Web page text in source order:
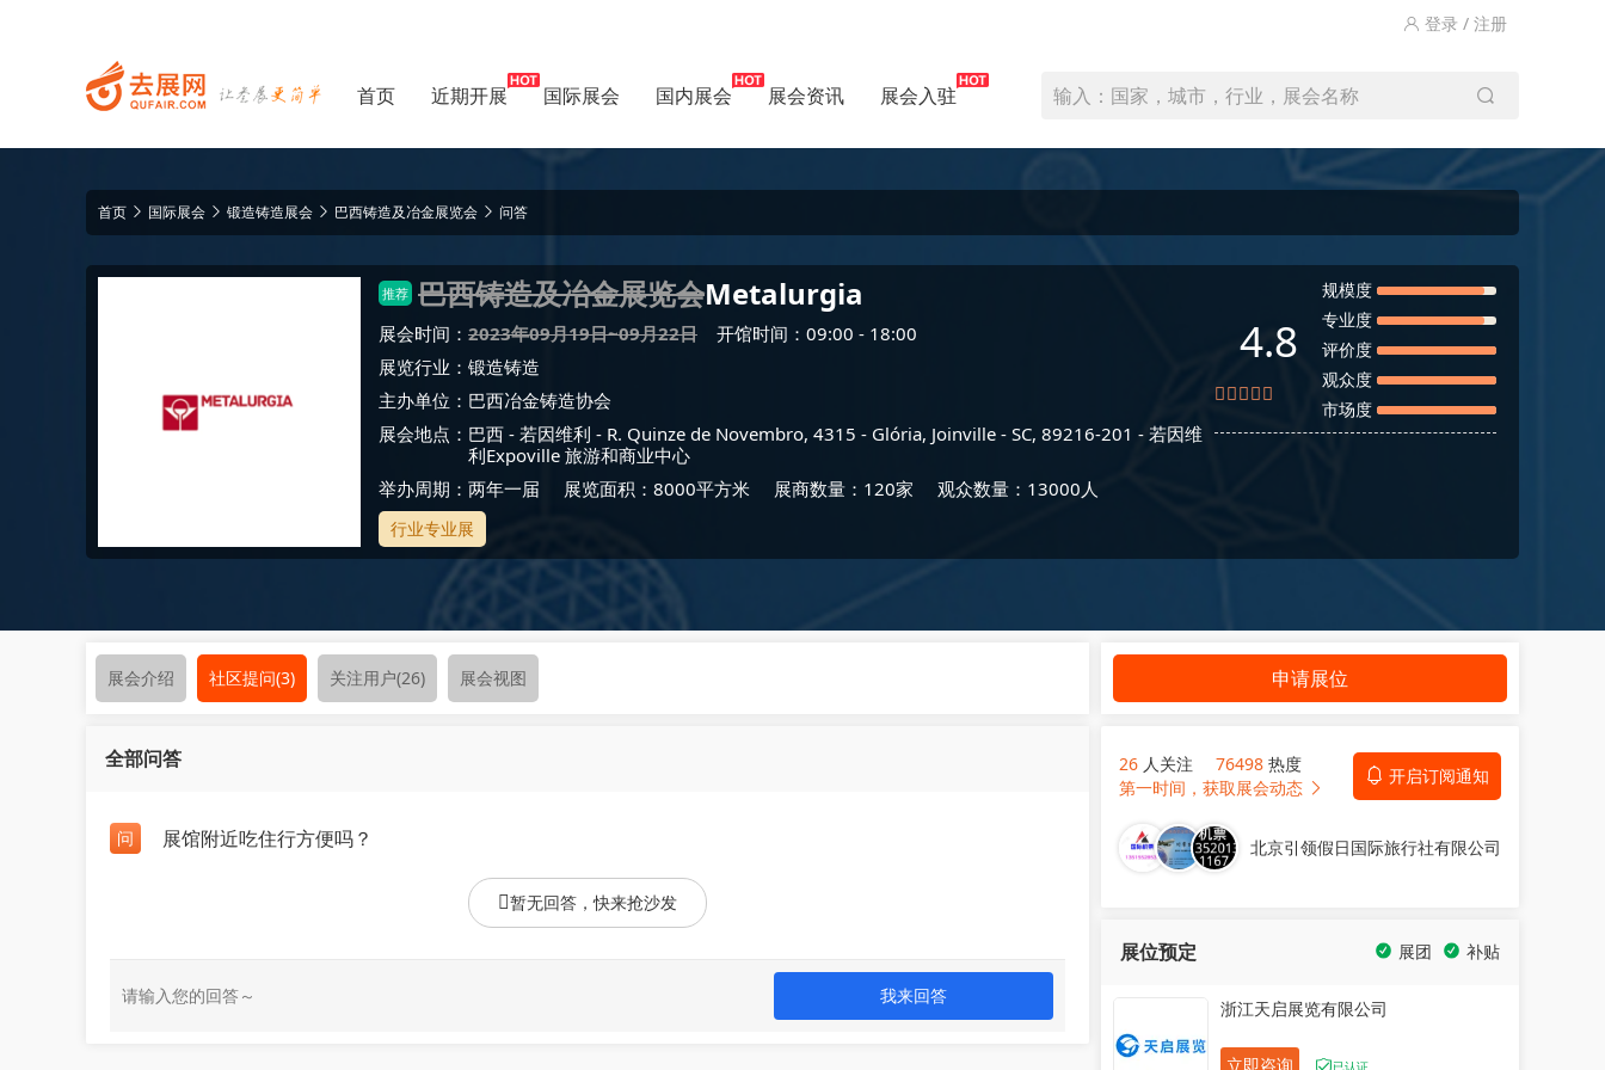
登录 / 注册
首页 近期开展 国际展会 国内展会 展会资讯 展会入驻 输入：国家，城市，行业，展会名称
首页 国际展会 锻造铸造展会 巴西铸造及冶金展览会 问答
推荐 巴西铸造及冶金展览会Metalurgia
展会时间： 2023年09月19日~09月22日
开馆时间：09:00 - 18:00
展览行业： 锻造铸造
主办单位： 巴西冶金铸造协会
展会地点： 巴西 - 若因维利 - R. Quinze de Novembro, 4315 - Glória, Joinville - SC, 89216-201 - 若因维
利Expoville 旅游和商业中心
举办周期：两年一届
展览面积：8000平方米 展商数量：120家 观众数量：13000人
行业专业展
4.8
规模度
专业度
评价度
观众度
市场度
展会介绍 社区提问(3) 关注用户(26) 展会视图
全部问答
问 展馆附近吃住行方便吗？
暂无回答，快来抢沙发
我来回答
申请展位
26 人关注 76498 热度
开启订阅通知
第一时间，获取展会动态
北京引领假日国际旅行社有限公司
展位预定 补贴
展团
浙江天启展览有限公司
立即咨询 已认证